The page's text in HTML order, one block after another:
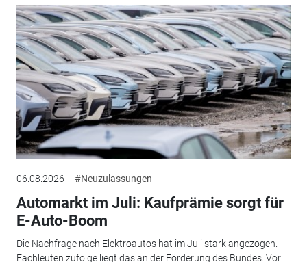
06.08.2026 #Neuzulassungen
Automarkt im Juli: Kaufprämie sorgt für
E-Auto-Boom
Die Nachfrage nach Elektroautos hat im Juli stark angezogen.
Fachleuten zufolge liegt das an der Förderung des Bundes. Vor